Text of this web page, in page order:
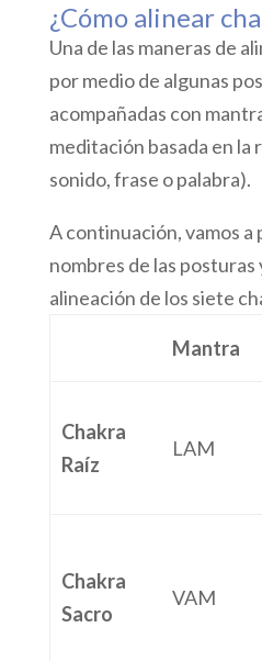
¿Cómo alinear
Una de las maneras de
por medio de algunas
acompañadas con
meditación basada en la
sonido, frase o palabra).
A continuación, vamos a
nombres de las posturas
alineación de los siete
Mantra
Chakra
Raíz
LAM
Chakra
Sacro
VAM